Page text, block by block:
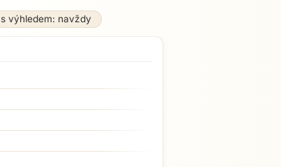
s výhledem: navždy